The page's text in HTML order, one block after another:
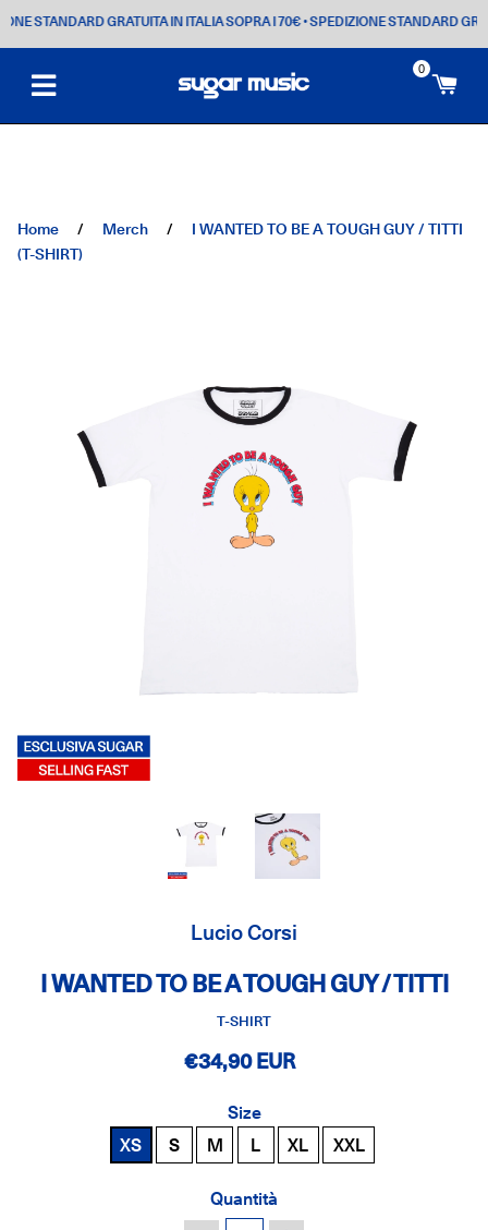
STANDARD GRATUITA IN ITALIA SOPRA I 70€• SPEDIZIONE STANDARD
0
Home / Merch /
I WANTED TO BE A TOUGH GUY / TITTI
(T-SHIRT)
Lucio Corsi
I WANTED TO BE A TOUGH GUY / TITTI
T-SHIRT
€34,90 EUR
Size
XS
S M L XL XXL
Quantità